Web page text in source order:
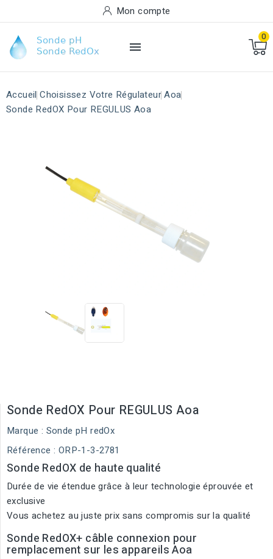
Mon compte

0
Accueil Choisissez Votre Régulateur Aoa
Sonde RedOX Pour REGULUS Aoa
Sonde RedOX Pour REGULUS Aoa
Marque : Sonde pH redOx
Référence : ORP-1-3-2781
Sonde RedOX de haute qualité
Durée de vie étendue grâce à leur technologie éprouvée et
exclusive
Vous achetez au juste prix sans compromis sur la qualité
Sonde RedOX+ câble connexion pour
remplacement sur les appareils Aoa